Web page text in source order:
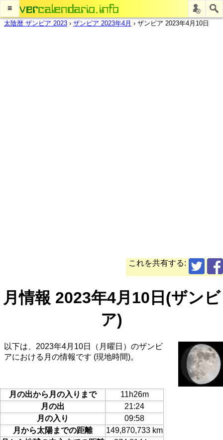
≡
太陰暦 ザンビア 2023 › ザンビア 2023年4月 › ザンビア 2023年4月10日
これを共有する:
月情報 2023年4月10日(ザンビ
ア)
以下は、2023年4月10日（月曜日）のザンビ
アにおける月の情報です (現地時間)。
月の出から月の入りまで
11h26m
月の出
21:24
月の入り
09:58
月から太陽までの距離
149,870,733 km